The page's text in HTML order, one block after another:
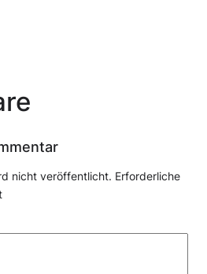
nicht veröffentlicht. Erforderliche